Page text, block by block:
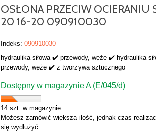
OSŁONA PRZECIW OCIERANIU
20 16-20 090910030
Indeks: 090910030
hydraulika siłowa ✔️ przewody, węże ✔️ hydraulika
przewody, węże ✔️ z tworzywa sztucznego
Dostępny w magazynie A (E/045/d)
14 szt. w magazynie.
Możesz zamówić większą ilość, jednak czas
się wydłużyć.